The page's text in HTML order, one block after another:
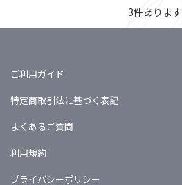
3件あります
ご利用ガイド
特定商取引法に基づく表記
よくあるご質問
利用規約
プライバシーポリシー